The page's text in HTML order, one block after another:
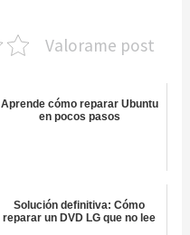
Valorame post
Aprende cómo reparar Ubuntu
en pocos pasos
Solución definitiva: Cómo
reparar un DVD LG que no lee